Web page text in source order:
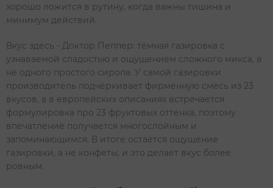
хорошо ложится в рутину, когда важны тишина и
минимум действий.
Вкус здесь - Доктор Пеппер: тёмная газировка с
узнаваемой сладостью и ощущением сложного микса, а
не одного простого сиропа. У самой газировки
производитель подчёркивает фирменную смесь из 23
вкусов, а в европейских описаниях встречается
формулировка про 23 фруктовых оттенка, поэтому
впечатление получается многослойным и
запоминающимся. В итоге остаётся ощущение
газировки, а не конфеты, и это делает вкус более
ровным.